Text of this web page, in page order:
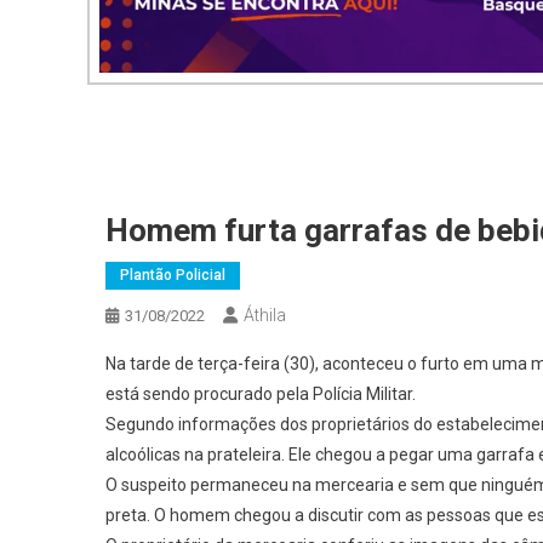
Homem furta garrafas de
Plantão Policial
31/08/2022 Áthila
Na tarde de terça-feira (30), aconteceu o furto em uma
está sendo procurado pela Polícia Militar.
Segundo informações dos proprietários do
alcoólicas na prateleira. Ele chegou a pegar uma garrafa
O suspeito permaneceu na mercearia e sem que
preta. O homem chegou a discutir com as pessoas que